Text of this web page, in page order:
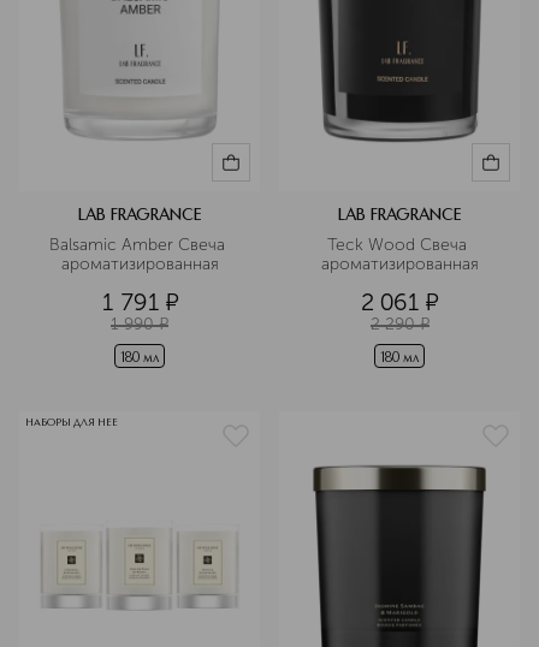
LAB FRAGRANCE
Balsamic Amber Свеча
ароматизированная
1 791 ¤
1 990 ¤
180 мл
LAB FRAGRANCE
Teck Wood Свеча
ароматизированная
2 061 ¤
2 290 ¤
180 мл
НАБОРЫ ДЛЯ НЕЕ